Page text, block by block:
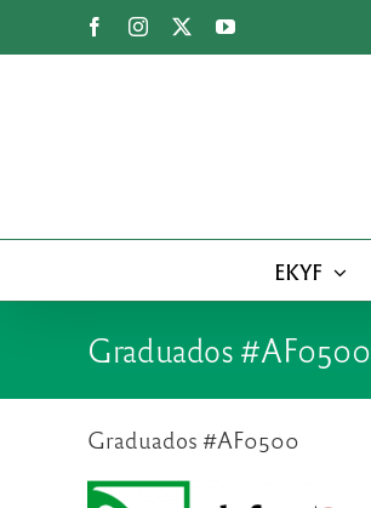
FacebookInstagram YouTube
EKYF
Graduados #AF0500
Graduados #AF0500